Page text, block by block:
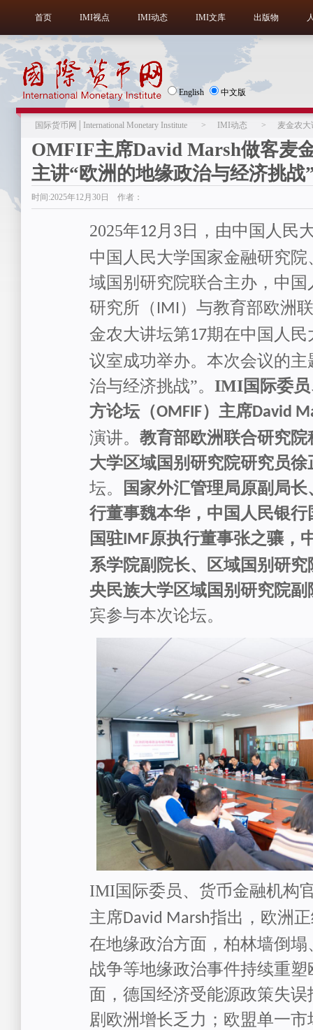
首页 IMI视点 IMI动态 IMI文库 出版物
English 中文版
国际货币网│International Monetary Institute > IMI动态 > 麦金农大
OMFIF主席David Marsh做客麦
主讲“欧洲的地缘政治与经济挑战
时间:2025年12月30日 作者：
2025年12 月 3 日，由中国人民
中国人民大学国家金融研究
域国别研究院联合主办，中
研究所（ IMI ）与教育部欧洲
金农大讲坛第17期在中国人民
议室成功举办。本次会议的主
治与经济挑战”。 IMI国际委
方论坛（OMFIF）主席David
演讲。 教育部欧洲联合研究
大学区域国别研究院研究员徐
坛。
国家外汇管理局原副局长
行董事魏本华，中国人民银
国驻IMF原执行董事张之骧，
系学院副院长、区域国别研
央民族大学区域国别研究院副
宾参与本次论坛。
IMI国际委员、货币金融机构
主席David Marsh指出 ，欧洲
在地缘政治方面， 柏林墙倒塌
战争等地缘政治事件持续重塑
面， 德国经济受能源政策失
剧欧洲增长乏力；欧盟单一